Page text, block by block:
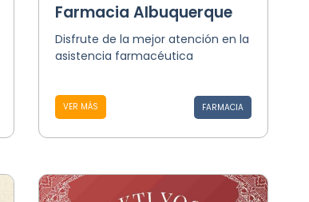
Farmacia Albuquerque
Disfrute de la mejor atención en la
asistencia farmacéutica
VER MÁS FARMACIA